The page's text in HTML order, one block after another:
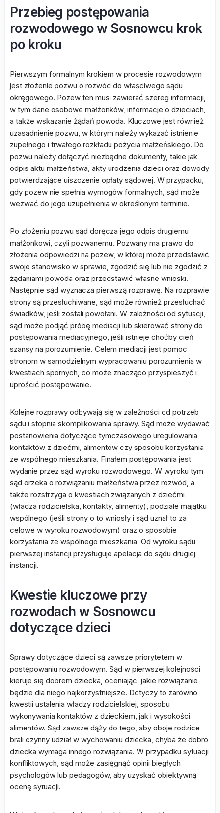
Przebieg postępowania
rozwodowego w Sosnowcu krok
po kroku
Pierwszym formalnym krokiem w procesie rozwodowym
jest złożenie pozwu o rozwód do właściwego sądu
okręgowego. Pozew ten musi zawierać szereg informacji,
w tym dane osobowe małżonków, informacje o dzieciach,
a także wskazanie żądań powoda. Kluczowe jest również
uzasadnienie pozwu, w którym należy wykazać istnienie
zupełnego i trwałego rozkładu pożycia małżeńskiego. Do
pozwu należy dołączyć niezbędne dokumenty, takie jak
odpis aktu małżeństwa, akty urodzenia dzieci oraz dowody
potwierdzające uiszczenie opłaty sądowej. W przypadku,
gdy pozew nie spełnia wymogów formalnych, sąd może
wezwać do jego uzupełnienia w określonym terminie.
Po złożeniu pozwu sąd doręcza jego odpis drugiemu
małżonkowi, czyli pozwanemu. Pozwany ma prawo do
złożenia odpowiedzi na pozew, w której może przedstawić
swoje stanowisko w sprawie, zgodzić się lub nie zgodzić z
żądaniami powoda oraz przedstawić własne wnioski.
Następnie sąd wyznacza pierwszą rozprawę. Na rozprawie
strony są przesłuchiwane, sąd może również przesłuchać
świadków, jeśli zostali powołani. W zależności od sytuacji,
sąd może podjąć próbę mediacji lub skierować strony do
postępowania mediacyjnego, jeśli istnieje choćby cień
szansy na porozumienie. Celem mediacji jest pomoc
stronom w samodzielnym wypracowaniu porozumienia w
kwestiach spornych, co może znacząco przyspieszyć i
uprościć postępowanie.
Kolejne rozprawy odbywają się w zależności od potrzeb
sądu i stopnia skomplikowania sprawy. Sąd może wydawać
postanowienia dotyczące tymczasowego uregulowania
kontaktów z dziećmi, alimentów czy sposobu korzystania
ze wspólnego mieszkania. Finałem postępowania jest
wydanie przez sąd wyroku rozwodowego. W wyroku tym
sąd orzeka o rozwiązaniu małżeństwa przez rozwód, a
także rozstrzyga o kwestiach związanych z dziećmi
(władza rodzicielska, kontakty, alimenty), podziale majątku
wspólnego (jeśli strony o to wniosły i sąd uznał to za
celowe w wyroku rozwodowym) oraz o sposobie
korzystania ze wspólnego mieszkania. Od wyroku sądu
pierwszej instancji przysługuje apelacja do sądu drugiej
instancji.
Kwestie kluczowe przy
rozwodach w Sosnowcu
dotyczące dzieci
Sprawy dotyczące dzieci są zawsze priorytetem w
postępowaniu rozwodowym. Sąd w pierwszej kolejności
kieruje się dobrem dziecka, oceniając, jakie rozwiązanie
będzie dla niego najkorzystniejsze. Dotyczy to zarówno
kwestii ustalenia władzy rodzicielskiej, sposobu
wykonywania kontaktów z dzieckiem, jak i wysokości
alimentów. Sąd zawsze dąży do tego, aby oboje rodzice
brali czynny udział w wychowaniu dziecka, chyba że dobro
dziecka wymaga innego rozwiązania. W przypadku sytuacji
konfliktowych, sąd może zasięgnąć opinii biegłych
psychologów lub pedagogów, aby uzyskać obiektywną
ocenę sytuacji.